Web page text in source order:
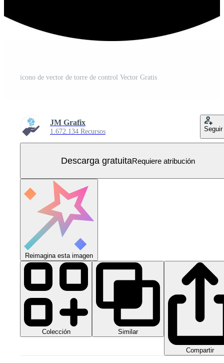
icono de vector de torre de control Vector Gratis
JM Grafix
1.672.134 Recursos Seguir
Descarga gratuitaRequiere atribución
Reimagina esta imagen
Colección Similar
Compartir